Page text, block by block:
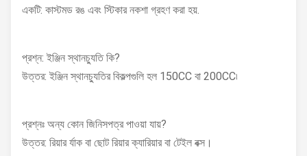
একটি: কাস্টমড রঙ এবং স্টিকার নকশা গ্রহণ করা হয়.
প্রশ্ন: ইঞ্জিন স্থানচ্যুতি কি?
উত্তর: ইঞ্জিন স্থানচ্যুতির বিকল্পগুলি হল 150CC বা 200CC৷
প্রশ্নঃ অন্য কোন জিনিসপত্র পাওয়া যায়?
উত্তর: রিয়ার র্যাক বা ছোট রিয়ার ক্যারিয়ার বা টেইল বক্স।